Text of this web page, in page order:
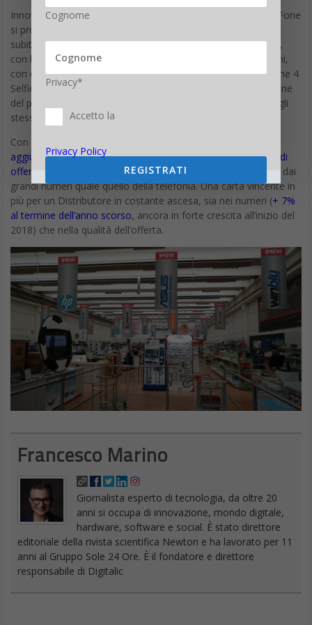
Innovazione, qualità e competitività dei prezzi: gli ASUS ZenFone
si propongono con tutte le carte in regola per sfondare da
subito. Disponibile in tutti i cash&carry una line-up completa,
con le versioni ZenFone 4 Max (in entrambe le configurazioni,
con display da 5.2” e 5.5”), ZenFone Max Plus (M1) e ZenFone 4
Selfie Pro. Perfettamente rodate anche le modalità di gestione
del post-vendita, con la possibilità per il reseller di utilizzare gli
stessi canali di assistenza che già usa per i notebook.
Con l’inserimento della gamma smartphone Asus,
aggiunge un nuovo, fondamentale tassello al suo ventaglio di
offerta
: un “A” brand in distribuzione diretta, in un segmento dai
grandi numeri quale quello della telefonia. Una carta vincente in
più per un Distributore in costante ascesa, sia nei numeri (+ 7%
al termine dell’anno scorso, ancora in forte crescita all’inizio del
2018) che nella qualità dell’offerta.
Francesco Marino
Giornalista esperto di tecnologia, da oltre 20
anni si occupa di innovazione, mondo digitale,
hardware, software e social. È stato direttore
editoriale della rivista scientifica Newton e ha lavorato per 11
anni al Gruppo Sole 24 Ore. È il fondatore e direttore
responsabile di Digitalic
Cognome
Privacy*
Accetto la
Privacy Policy
REGISTRATI